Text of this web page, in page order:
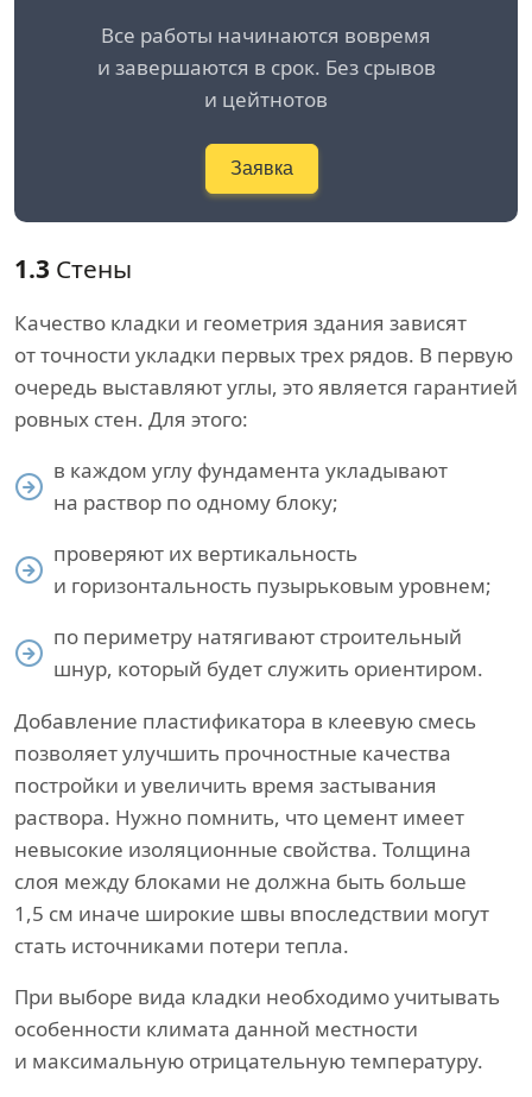
Все работы начинаются вовремя
и завершаются в срок. Без срывов
и цейтнотов
Заявка
1.3 Стены
Качество кладки и геометрия здания зависят
от точности укладки первых трех рядов. В первую
очередь выставляют углы, это является гарантией
ровных стен. Для этого:
в каждом углу фундамента укладывают
на раствор по одному блоку;
проверяют их вертикальность
и горизонтальность пузырьковым уровнем;
по периметру натягивают строительный
шнур, который будет служить ориентиром.
Добавление пластификатора в клеевую смесь
позволяет улучшить прочностные качества
постройки и увеличить время застывания
раствора. Нужно помнить, что цемент имеет
невысокие изоляционные свойства. Толщина
слоя между блоками не должна быть больше
1,5 см иначе широкие швы впоследствии могут
стать источниками потери тепла.
При выборе вида кладки необходимо учитывать
особенности климата данной местности
и максимальную отрицательную температуру.